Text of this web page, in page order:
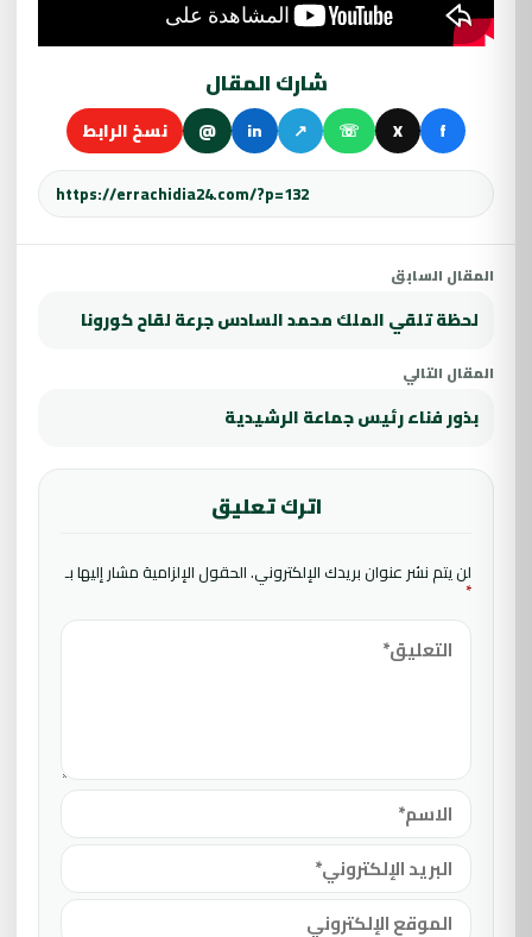
شارك المقال
f
X
☏
↗
in
@ نسخ الرابط
المقال السابق
لحظة تلقي الملك محمد السادس جرعة لقاح كورونا
المقال التالي
بذور فناء رئيس جماعة الرشيدية
اترك تعليق
لن يتم نشر عنوان بريدك الإلكتروني.الحقول الإلزامية مشار إليها بـ
*